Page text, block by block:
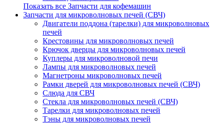
Показать все Запчасти для кофемашин
Запчасти для микроволновых печей (СВЧ)
Двигатели поддона (тарелки) для микроволновых
печей
Крестовины для микроволновых печей
Крючок дверцы для микроволновых печей
Куплеры для микроволновой печи
Лампы для микроволновых печей
Магнетроны микроволновых печей
Рамки дверей для микроволновых печей (СВЧ)
Слюда для СВЧ
Стекла для микроволновых печей (СВЧ)
Тарелки для микроволновых печей
Тэны для микроволновых печей